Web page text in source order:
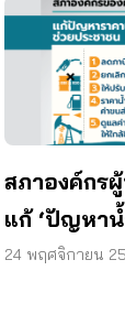
สภาองค์กร
แก้ ‘ปัญหา
ประชาชน
24 พฤศจิกายน